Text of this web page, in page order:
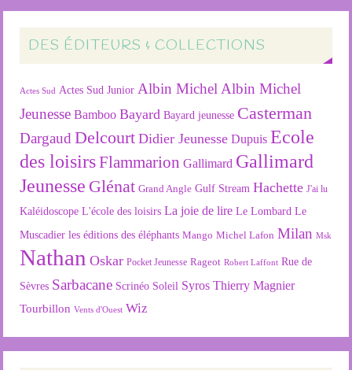
DES ÉDITEURS & COLLECTIONS
Actes Sud Actes Sud Junior Albin Michel Albin Michel
Jeunesse Bamboo Bayard Bayard jeunesse Casterman
Dargaud Delcourt Didier Jeunesse Dupuis Ecole
des loisirsFlammarion Gallimard Gallimard
Jeunesse Glénat Grand Angle Gulf Stream Hachette J'ai lu
Kaléidoscope L'école des loisirs La joie de lire Le Lombard Le
Muscadier les éditions des éléphants Mango Michel Lafon Milan Msk
Nathan Oskar Pocket Jeunesse Rageot Robert Laffont Rue de
Sèvres Sarbacane Scrinéo Soleil Syros Thierry Magnier
Tourbillon Vents d'Ouest Wiz